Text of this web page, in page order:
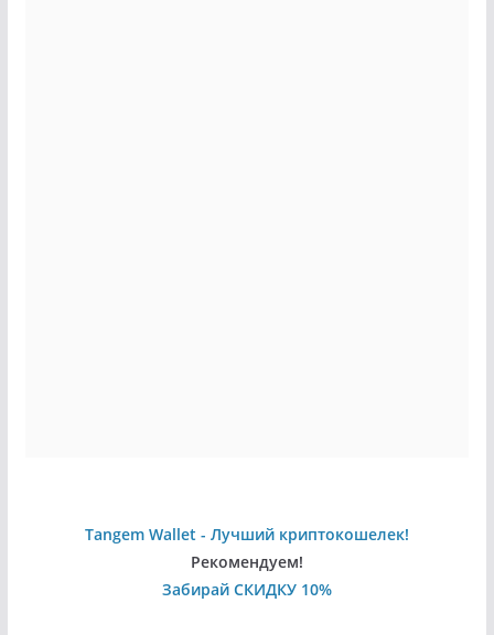
Tangem Wallet - Лучший криптокошелек!
Рекомендуем!
Забирай СКИДКУ 10%